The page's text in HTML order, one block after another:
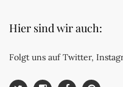
Hier sind wir auch:
Folgt uns auf Twitter,